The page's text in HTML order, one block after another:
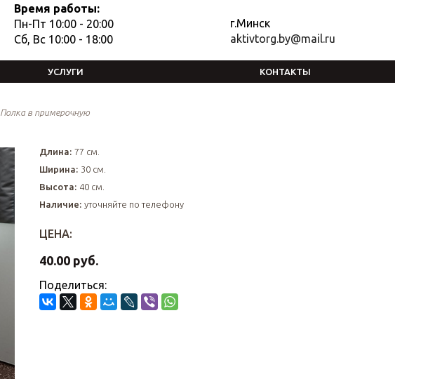
Время работы:
Пн-Пт 10:00 - 20:00
Сб, Вс 10:00 - 18:00
г.Минск
aktivtorg.by@mail.ru
УСЛУГИ КОНТАКТЫ
Полка в примерочную
Длина: 77 см.
Ширина: 30 см.
Высота: 40 см.
Наличие: уточняйте по телефону
ЦЕНА:
40.00 руб.
Поделиться: